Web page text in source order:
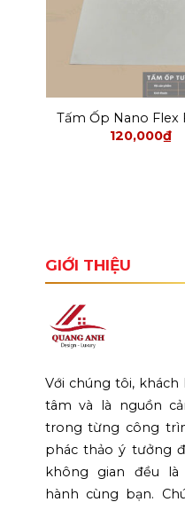
Tấm Ốp Nano Flex
120,000₫
GIỚI THIỆU
Với chúng tôi,
tâm và là nguồn
trong từng công
phác thảo ý tưởng
không gian đều
hành cùng bạn.